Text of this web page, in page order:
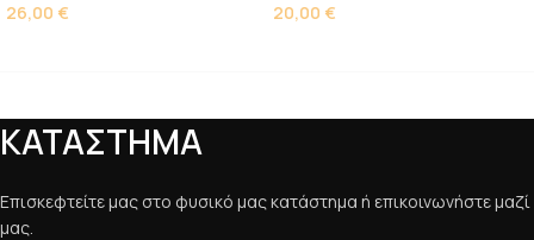
26,00 € 20,00 €
ΚΑΤΑΣΤΗΜΑ
Επισκεφτείτε μας στο φυσικό μας κατάστημα ή επικοινωνήστε μαζί
μας.